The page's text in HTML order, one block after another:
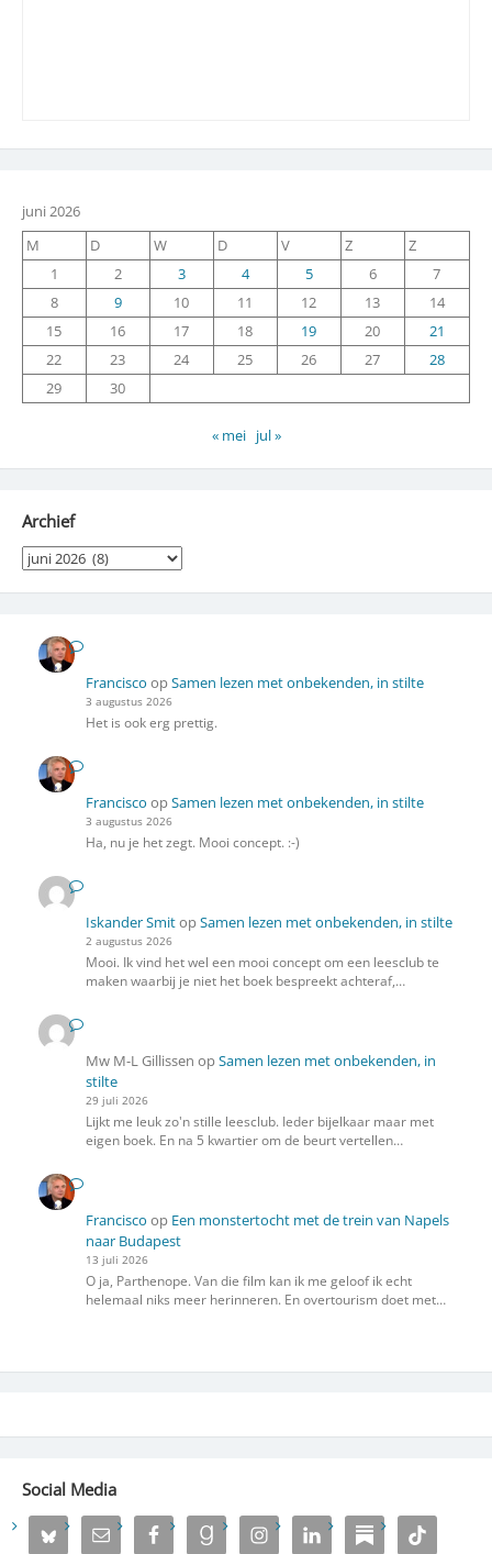
juni 2026
M
D W D V Z
Z
1
2 3 4 5 6
7
8
9 10 11 12 13
14
15
16 17 18 19 20
21
22
23 24 25 26 27
28
29
30
« mei jul »
Archief
Archief
Francisco opSamen lezen met onbekenden, in stilte
3 augustus 2026
Het is ook erg prettig.
Francisco opSamen lezen met onbekenden, in stilte
3 augustus 2026
Ha, nu je het zegt. Mooi concept. :-)
Iskander SmitopSamen lezen met onbekenden, in stilte
2 augustus 2026
Mooi. Ik vind het wel een mooi concept om een leesclub te
maken waarbij je niet het boek bespreekt achteraf,…
Mw M-L Gillissen opSamen lezen met onbekenden, in
stilte
29 juli 2026
Lijkt me leuk zo'n stille leesclub. Ieder bijelkaar maar met
eigen boek. En na 5 kwartier om de beurt vertellen…
Francisco op Een monstertocht met de trein van Napels
naar Budapest
13 juli 2026
O ja, Parthenope. Van die film kan ik me geloof ik echt
helemaal niks meer herinneren. En overtourism doet met…
Social Media